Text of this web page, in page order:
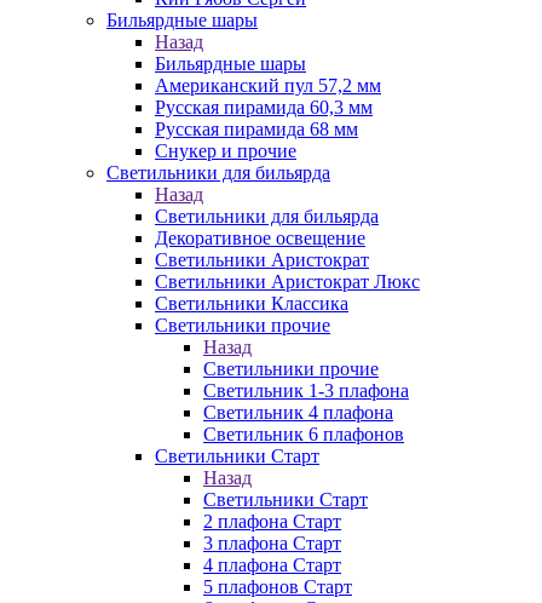
Бильярдные шары
Назад
Бильярдные шары
Американский пул 57,2 мм
Русская пирамида 60,3 мм
Русская пирамида 68 мм
Снукер и прочие
Светильники для бильярда
Назад
Светильники для бильярда
Декоративное освещение
Светильники Аристократ
Светильники Аристократ Люкс
Светильники Классика
Светильники прочие
Назад
Светильники прочие
Светильник 1-3 плафона
Светильник 4 плафона
Светильник 6 плафонов
Светильники Старт
Назад
Светильники Старт
2 плафона Старт
3 плафона Старт
4 плафона Старт
5 плафонов Старт